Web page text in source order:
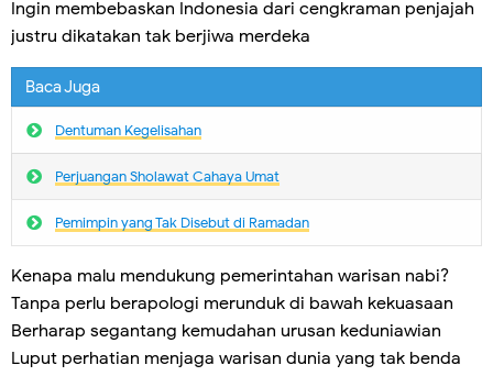
Ingin membebaskan Indonesia dari cengkraman penjajah
justru dikatakan tak berjiwa merdeka
Baca Juga
Dentuman Kegelisahan
Perjuangan Sholawat Cahaya Umat
Pemimpin yang Tak Disebut di Ramadan
Kenapa malu mendukung pemerintahan warisan nabi?
Tanpa perlu berapologi merunduk di bawah kekuasaan
Berharap segantang kemudahan urusan keduniawian
Luput perhatian menjaga warisan dunia yang tak benda